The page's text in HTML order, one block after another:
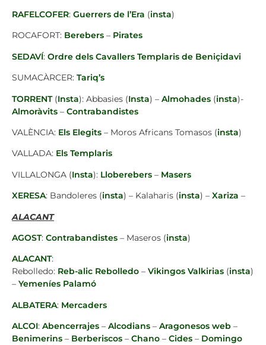
RAFELCOFER: Guerrers de l’Era (insta)
ROCAFORT: Berebers – Pirates
SEDAVÍ: Ordre dels Cavallers Templaris de Beniçidavi
SUMACÀRCER: Tariq’s
TORRENT(Insta): Abbasies (Insta) – Almohades (insta)-
Almoràvits – Contrabandistes
VALÈNCIA: Els Elegits – Moros Africans Tomasos (insta)
VALLADA: Els Templaris
VILLALONGA (Insta): Lloberebers – Masers
XERESA: Bandoleres (insta) – Kalaharis (insta) – Xariza –
ALACANT
AGOST: Contrabandistes – Maseros (insta)
ALACANT:
Rebolledo: Reb-alic Rebolledo – Vikingos Valkirias (insta)
– Yemeníes Palamó
ALBATERA: Mercaders
ALCOI: Abencerrajes – Alcodians – Aragonesos web –
Benimerins – Berberiscos – Chano – Cides – Domingo